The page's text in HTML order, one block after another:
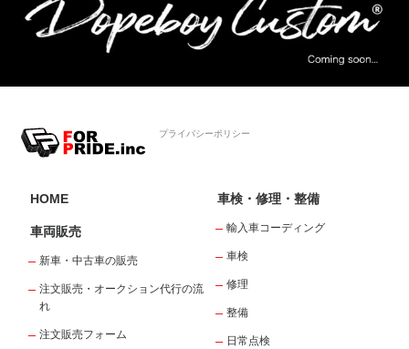
プライバシーポリシー
HOME
車両販売
新車・中古車の販売
注文販売・オークション代行の流
れ
注文販売フォーム
車検・修理・整備
輸入車コーディング
車検
修理
整備
日常点検